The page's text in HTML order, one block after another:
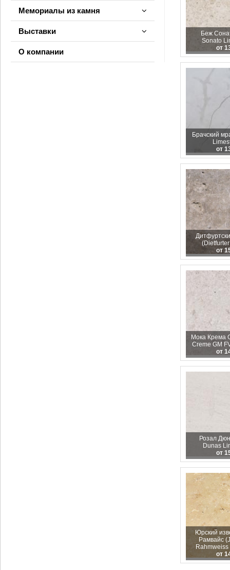
Мемориалы из камня
Выставки
О компании
Беж
Sonato
от
Брачский
от
от
Мока Крема
Creme GM
от
Розал
Dunas
от
Юрский
Рамвайс
от